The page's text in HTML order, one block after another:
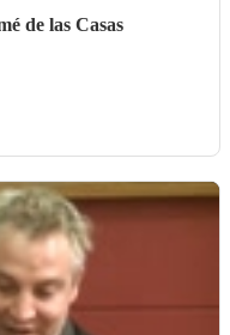
de las Casas